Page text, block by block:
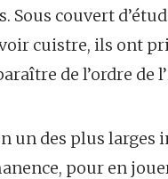
couvert
cuistre, ils ont
de l’ordre de
un des plus larges
pour en